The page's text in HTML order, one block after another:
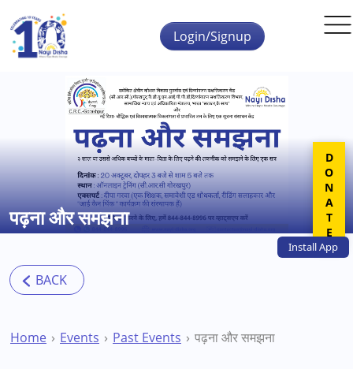
Skip to main content
InstallApp
Login/Signup
पढ़ना और समझना
Home Events Past Events पढ़ना और समझना
DONATE